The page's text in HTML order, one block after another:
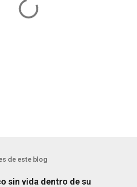
de este blog
sin vida dentro de su